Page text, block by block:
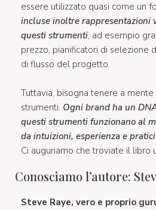
essere utilizzato quasi come un
incluse inoltre rappresentazioni
questi strumenti, ad esempio
prezzo, pianificatori di selezione
di flusso del progetto.
Tuttavia, bisogna tenere a
strumenti. Ogni brand ha un
questi strumenti funzionano al
da intuizioni, esperienza e
Ci auguriamo che troviate il libro
Conosciamo l’autore:
Steve Raye, vero e proprio